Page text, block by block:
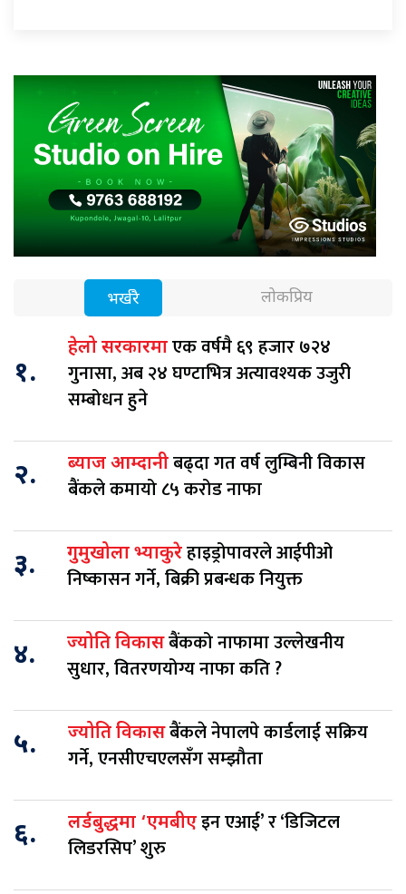
भर्खरै लोकप्रिय
१.
हेलो सरकारमाएक वर्षमै ६९ हजार ७२४
गुनासा, अब २४ घण्टाभित्र अत्यावश्यक उजुरी
सम्बोधन हुने
२. ब्याज आम्दानीबढ्दा गत वर्ष लुम्बिनी विकास
बैंकले कमायो ८५ करोड नाफा
३. गुमुखोला भ्याकुरेहाइड्रोपावरले आईपीओ
निष्कासन गर्ने, बिक्री प्रबन्धक नियुक्त
४. ज्योति विकासबैंकको नाफामा उल्लेखनीय
सुधार, वितरणयोग्य नाफा कति ?
५. ज्योति विकासबैंकले नेपालपे कार्डलाई सक्रिय
गर्ने, एनसीएचएलसँग सम्झौता
६. लर्डबुद्धमा ‘एमबीएइन एआई’ र ‘डिजिटल
लिडरसिप’ शुरु